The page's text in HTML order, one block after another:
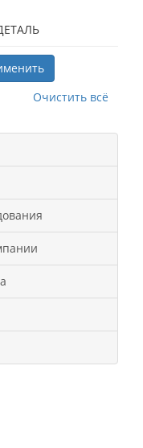
Очистить всё